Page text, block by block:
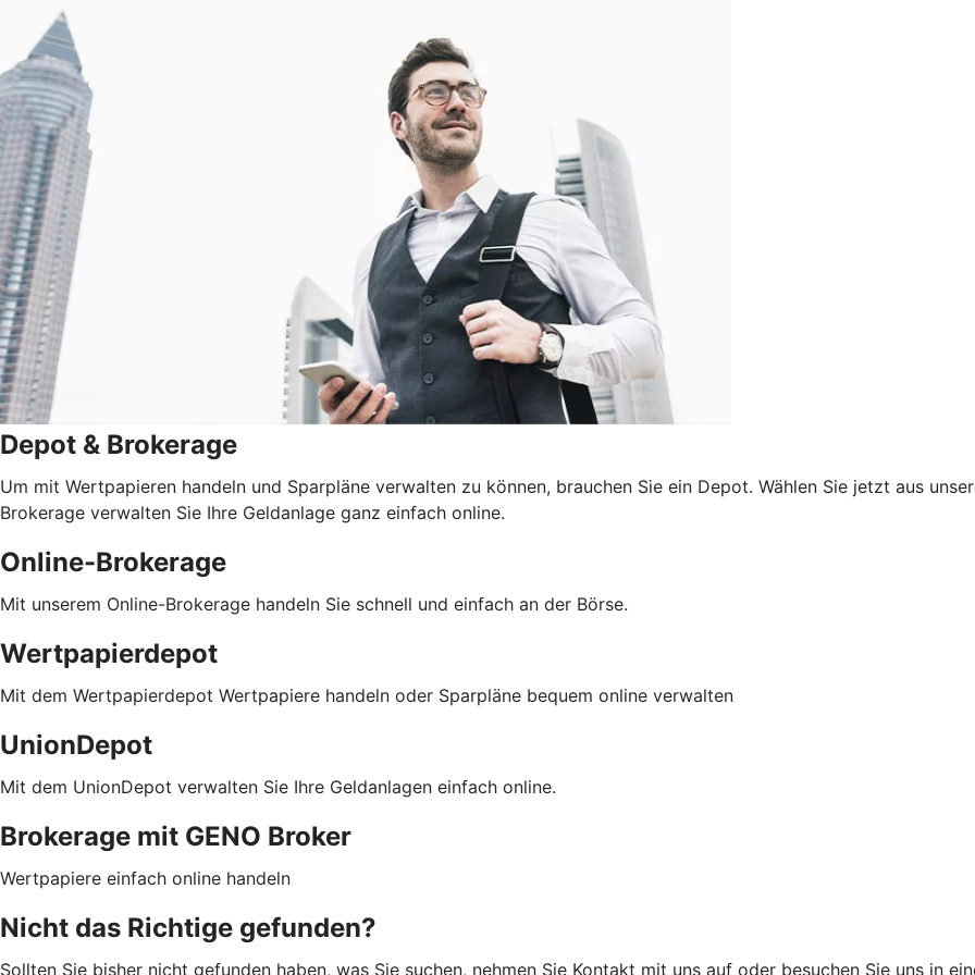
Depot & Brokerage
Um mit Wertpapieren handeln und Sparpläne verwalten zu können, brauchen Sie ein Depot. Wählen Sie jetzt aus
Brokerage verwalten Sie Ihre Geldanlage ganz einfach online.
Online-Brokerage
Mit unserem Online-Brokerage handeln Sie schnell und einfach an der Börse.
Wertpapierdepot
Mit dem Wertpapierdepot Wertpapiere handeln oder Sparpläne bequem online verwalten
UnionDepot
Mit dem UnionDepot verwalten Sie Ihre Geldanlagen einfach online.
Brokerage mit GENO Broker
Wertpapiere einfach online handeln
Nicht das Richtige gefunden?
Sollten Sie bisher nicht gefunden haben, was Sie suchen, nehmen Sie Kontakt mit uns auf oder besuchen Sie uns in